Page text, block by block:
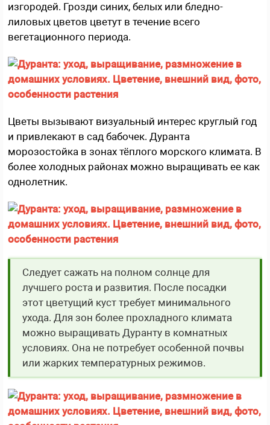
изгородей. Грозди синих, белых или бледно-
лиловых цветов цветут в течение всего
вегетационного периода.
Цветы вызывают визуальный интерес круглый год
и привлекают в сад бабочек. Дуранта
морозостойка в зонах тёплого морского климата. В
более холодных районах можно выращивать ее как
однолетник.
Следует сажать на полном солнце для
лучшего роста и развития. После посадки
этот цветущий куст требует минимального
ухода. Для зон более прохладного климата
можно выращивать Дуранту в комнатных
условиях. Она не потребует особенной почвы
или жарких температурных режимов.